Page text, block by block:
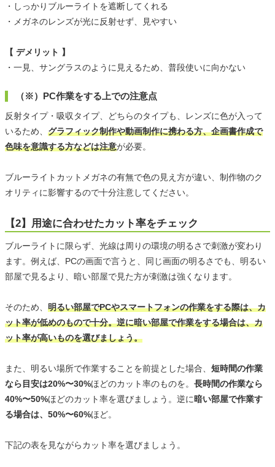
・しっかりブルーライトを遮断してくれる
・メガネのレンズが光に反射せず、見やすい
【 デメリット 】
・一見、サングラスのように見えるため、普段使いに向かない
（※）PC作業をする上での注意点
反射タイプ・吸収タイプ、どちらのタイプも、レンズに色が入って
いるため、 グラフィック制作や動画制作に携わる方、企画書作成で
色味を意識する方などは注意が必要。
ブルーライトカットメガネの有無で色の見え方が違い、制作物のク
オリティに影響するので十分注意してください。
【2】用途に合わせたカット率をチェック
ブルーライトに限らず、光線は周りの環境の明るさで刺激が変わり
ます。例えば、PCの画面で言うと、同じ画面の明るさでも、明るい
部屋で見るより、暗い部屋で見た方が刺激は強くなります。
そのため、 明るい部屋でPCやスマートフォンの作業をする際は、カ
ット率が低めのもので十分。逆に暗い部屋で作業をする場合は、カ
ット率が高いものを選びましょう。
また、明るい場所で作業することを前提とした場合、 短時間の作業
なら目安は20%〜30%ほどのカット率のものを。 長時間の作業なら
40%〜50%ほどのカット率を選びましょう。逆に暗い部屋で作業す
る場合は、50%〜60%ほど。
下記の表を見ながらカット率を選びましょう。